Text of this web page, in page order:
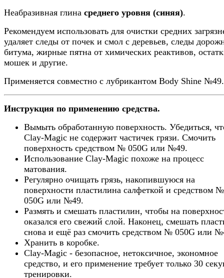
Неабразивная глина среднего уровня (синяя).
Рекомендуем использовать для очистки средних
удаляет следы от почек и смол с деревьев, следы
битума, жирные пятна от химических реактивов,
мошек и другие.
Применяется совместно с лубрикантом Body Shine №49.
Инструкция по применению средства.
Вымыть обработанную поверхность. Убедиться,
Clay-Magic не содержит частичек грязи. Смочить
поверхность средством № 050G или №49.
Использование Clay-Magic похоже на процесс
матования.
Регулярно очищать грязь, накопившуюся на
поверхности пластилина салфеткой и средством №
050G или №49.
Размять и смешать пластилин, чтобы на
оказался его свежий слой. Наконец, смешать
снова и ещё раз смочить средством № 050G или
Хранить в коробке.
Clay-Magic - безопасное, нетоксичное, экономное
средство, и его применение требует только 30
тренировки.